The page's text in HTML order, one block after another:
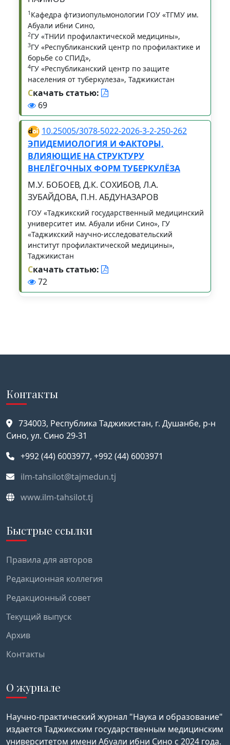
1 Кафедра фтизиопульмонологии ГОУ «ТГМУ им.
Абуали ибни Сино,
2ГУ «ТНИИ профилактической медицины»,
3ГУ «Республиканский центр по профилактике и
борьбе со СПИД»,
4ГУ «Республиканский центр по защите
населения от туберкулеза», Таджикистан
Скачать статью:
69
10.25005/3078-5022-2026-3-2-250-262
ЭПИДЕМИОЛОГИЯ И ФАКТОРЫ,
ВЛИЯЮЩИЕ НА СТРУКТУРУ
ВНЕЛЁГОЧНЫХ ФОРМ ТУБЕРКУЛЁЗА
М.У. БОБОЕВ, Д.К. СОХИБОВ, Л.А.
ЗУБАЙДОВА, П.Н. АБДУНАЗАРОВ
ГОУ «Таджикский государственный медицинский
университет им. Абуали ибни Сино», ГУ
«Таджикский научно-исследовательский
институт профилактической медицины»,
Таджикистан
Скачать статью:
72
Контакты
734003, Республика Таджикистан, г. Душанбе, р-н
Сино, ул. Сино 29-31
+992 (44) 6003977, +992 (44) 6003971
ilm-tahsilot@tajmedun.tj
www.ilm-tahsilot.tj
Быстрые ссылки
Правила для авторов
Редакционная коллегия
Редакционный совет
Текущий выпуск
Архив
Контакты
О журнале
Научно-практический журнал "Наука и образование"
издается Таджикским государственным медицинским
университетом имени Абуали ибни Сино с 2024 года.